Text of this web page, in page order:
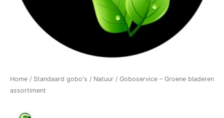
Home / Standaard gobo's / Natuur / Goboservice – Groene bladeren
assortiment